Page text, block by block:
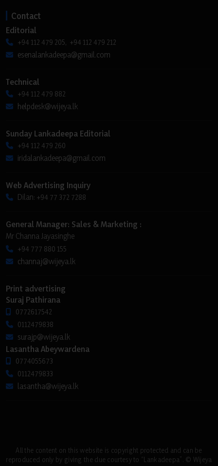
Contact
Editorial
+94 112 479 205, +94 112 479 212
esenalankadeepa@gmail.com
Technical
+94 112 479 882
helpdesk@wijeya.lk
Sunday Lankadeepa Editorial
+94 112 479 260
iridalankadeepa@gmail.com
Web Advertising Inquiry
Dilan: +94 77 372 7288
General Manager: Sales & Marketing :
Mr Channa Jayasinghe
+94 777 880 155
channaj@wijeya.lk
Print advertising
Suraj Pathirana
0772617542
0112479838
surajp@wijeya.lk
Lasantha Abeywardena
0774055673
0112479833
lasantha@wijeya.lk
All the content on this website is copyright protected and can be
reproduced only by giving the due courtesy to “Lankadeepa”. © Wijeya